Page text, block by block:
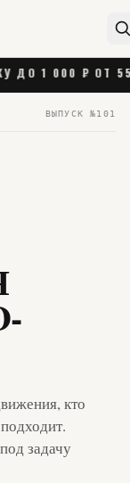
₽ ОТ 55 000 ₽
ВЫПУСК №101
кто
задачу